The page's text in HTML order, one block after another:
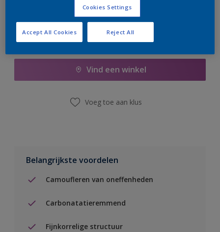
Boodschappenlijst
Vind een winkel
Voeg toe aan klus
Belangrijkste voordelen
Camoufleren van oneffenheden
Carbonatatieremmend
Fijnkorrelige structuur
Cookies Settings
Reject All
Accept All Cookies